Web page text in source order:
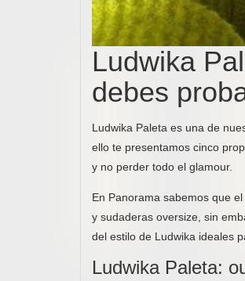
Ludwika
debes
Ludwika Paleta es una de
ello te presentamos cinco
y no perder todo el glamour.
En Panorama sabemos que
y sudaderas oversize, sin
del estilo de Ludwika ideales
Ludwika Paleta: